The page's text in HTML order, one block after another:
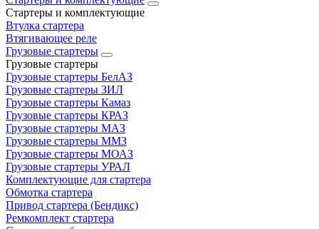
Стартеры и комплектующие
Втулка стартера
Втягивающее реле
Грузовые стартеры
Грузовые стартеры
Грузовые стартеры БелАЗ
Грузовые стартеры ЗИЛ
Грузовые стартеры Камаз
Грузовые стартеры КРАЗ
Грузовые стартеры МАЗ
Грузовые стартеры ММЗ
Грузовые стартеры МОАЗ
Грузовые стартеры УРАЛ
Комплектующие для стартера
Обмотка стартера
Привод стартера (Бендикс)
Ремкомплект стартера